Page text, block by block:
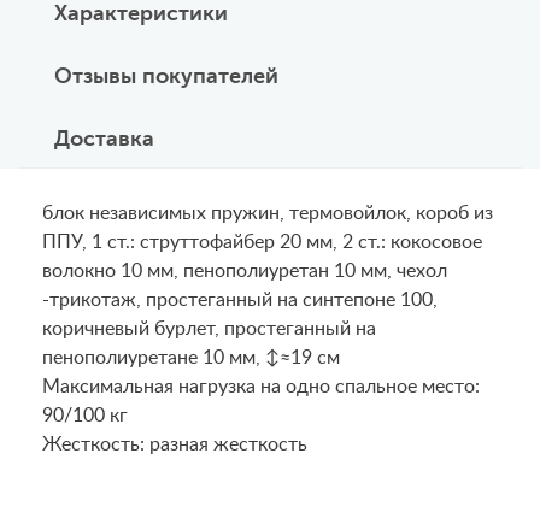
Характеристики
Отзывы покупателей
Доставка
блок независимых пружин, термовойлок, короб из
ППУ, 1 ст.: струттофайбер 20 мм, 2 ст.: кокосовое
волокно 10 мм, пенополиуретан 10 мм, чехол
-трикотаж, простеганный на синтепоне 100,
коричневый бурлет, простеганный на
пенополиуретане 10 мм, ↕≈19 см
Maксимальная нагрузка на одно спальное место:
90/100 кг
Жесткость: разная жесткость